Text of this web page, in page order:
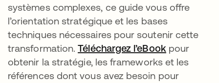
systèmes complexes, ce guide vous offre
l’orientation stratégique et les bases
techniques nécessaires pour soutenir cette
transformation.Téléchargez l’eBook pour
obtenir la stratégie, les frameworks et les
références dont vous avez besoin pour